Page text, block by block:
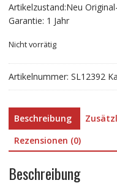
Artikelzustand:Neu
Garantie: 1 Jahr
Nicht vorrätig
Artikelnummer: SL12392
Beschreibung
Rezensionen (0)
Beschreibung